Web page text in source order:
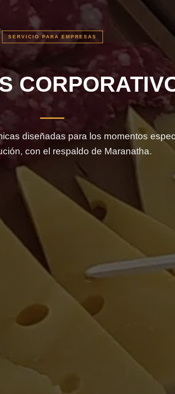
SERVICIO PARA EMPRESAS
diseñadas para los momentos
con el respaldo de Maranatha.